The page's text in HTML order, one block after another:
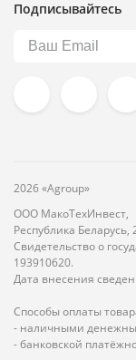
Подписывайтесь
2026 «Agroup»
ООО МакоТехИнвест,
Республика
Свидетельство о
193910620.
Дата внесения
Способы оплаты
- наличными
- банковской